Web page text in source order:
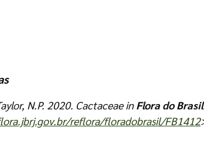
N.P. 2020. Cactaceae in Flora do
reflora/floradobrasil/FB1412